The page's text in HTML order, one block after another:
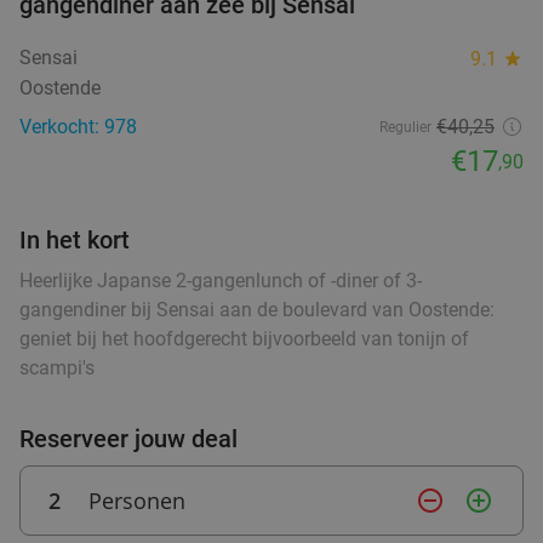
Bistro De Pompe
Verkocht: 322
€24 ,50
Brugge
Vandaag Morgen Zo Ma Di
Do
Little Asia Brugge
Brugge
Luxe ontbijtbuffet à volonté + glas bubbels bij
Sensai 9.1 star
Oostende
Verkocht: 978
Regulier €40,25
€17,90
In het kort
Heerlijke Japanse 2-gangenlunch of -diner of 3-
gangendiner bij Sensai aan de boulevard van Oostende:
geniet bij het hoofdgerecht bijvoorbeeld van tonijn of
scampi's
Reserveer jouw deal
2 Personen remove_circle_outline add_circle_outline